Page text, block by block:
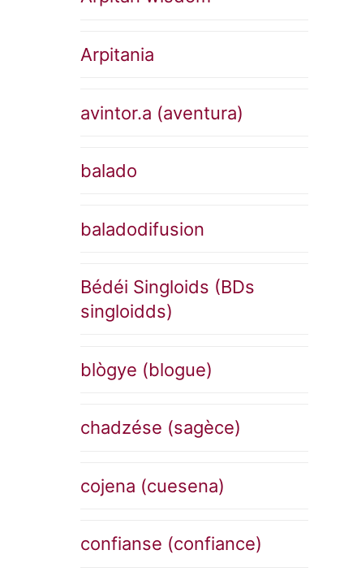
Arpitania
avintor.a (aventura)
balado
baladodifusion
Bédéi Singloids (BDs
singloidds)
blògye (blogue)
chadzése (sagèce)
cojena (cuesena)
confianse (confiance)